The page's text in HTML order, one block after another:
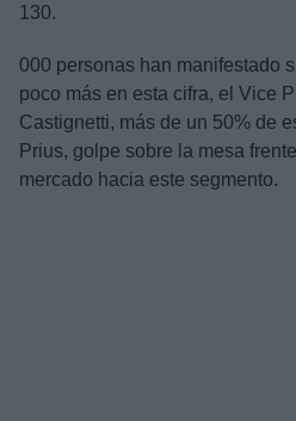
130.
000 personas han manifestado
poco más en esta cifra, el Vice
Castignetti, más de un 50% de
Prius, golpe sobre la mesa
mercado hacia este segmento.